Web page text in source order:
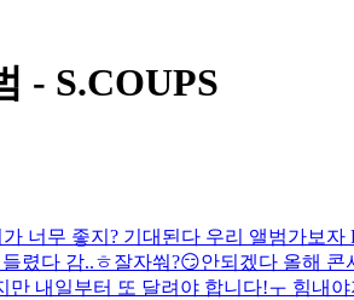
- S.COUPS
너무 좋지? 기대된다 우리 앨범가보자
렸다 감..ㅎ잘자쒀?😏안되겠다 올해 콘
내일부터 또 달려야 합니다!ㅜ 힘내